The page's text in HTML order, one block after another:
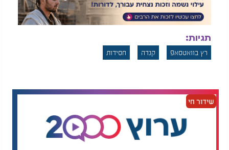
תגיות:
רץ בוואטסאפ קנדה חסידות
שידור חי